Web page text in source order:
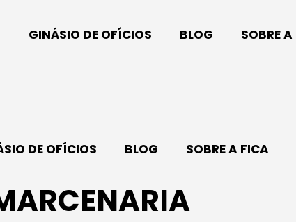
GINÁSIO DE OFÍCIOS BLOG SOBRE
DE OFÍCIOS BLOG SOBRE A FICA